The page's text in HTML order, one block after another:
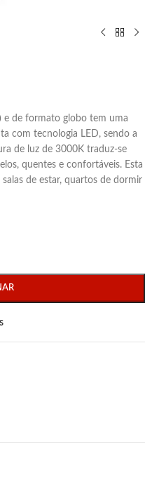
e de formato globo tem uma
com tecnologia LED, sendo a
de luz de 3000K traduz-se
quentes e confortáveis. Esta
de estar, quartos de dormir